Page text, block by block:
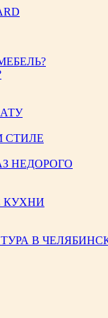
СТИЛЕ
НЕДОРОГО
КУХНИ
В